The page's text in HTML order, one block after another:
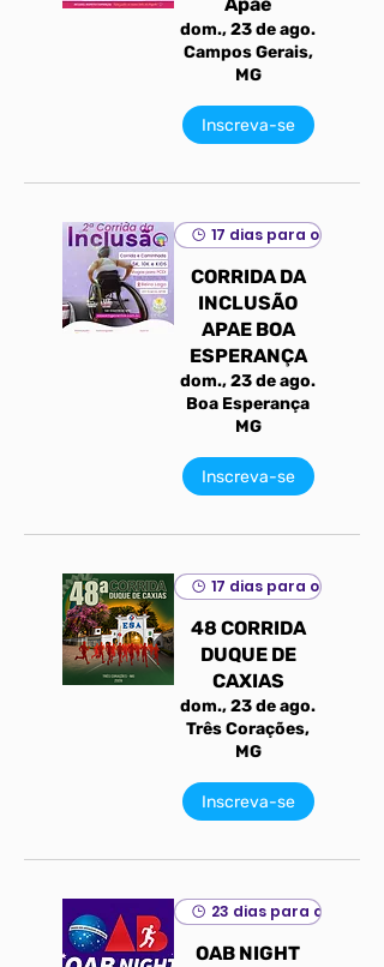
dom., 23 de ago.
Campos Gerais,
MG
Inscreva-se
17 dias para o evento
CORRIDA DA
INCLUSÃO
APAE BOA
ESPERANÇA
dom., 23 de ago.
Boa Esperança
MG
Inscreva-se
17 dias para o evento
48 CORRIDA
DUQUE DE
CAXIAS
dom., 23 de ago.
Três Corações,
MG
Inscreva-se
23 dias para o evento
OAB NIGHT